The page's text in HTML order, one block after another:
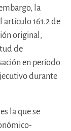
la
161.2 de
original,
de
en período
durante
la que se